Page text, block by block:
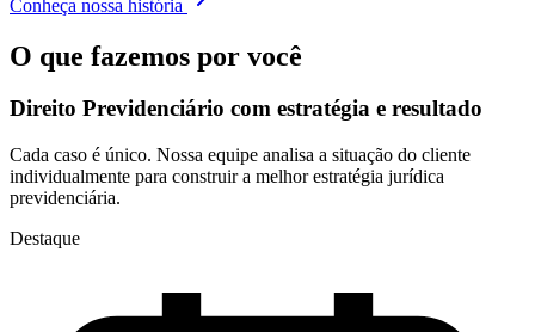
Conheça nossa história
O que fazemos por você
Direito Previdenciário com estratégia e resultado
Cada caso é único. Nossa equipe analisa a situação do cliente
individualmente para construir a melhor estratégia jurídica
previdenciária.
Destaque